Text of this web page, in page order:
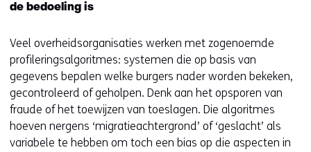
de bedoeling is
Veel overheidsorganisaties werken met zogenoemde
profileringsalgoritmes: systemen die op basis van
gegevens bepalen welke burgers nader worden bekeken,
gecontroleerd of geholpen. Denk aan het opsporen van
fraude of het toewijzen van toeslagen. Die algoritmes
hoeven nergens ‘migratieachtergrond’ of ‘geslacht’ als
variabele te hebben om toch een bias op die aspecten in